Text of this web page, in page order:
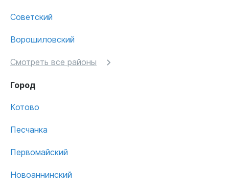
Советский
Ворошиловский
Смотреть все районы
Город
Котово
Песчанка
Первомайский
Новоаннинский